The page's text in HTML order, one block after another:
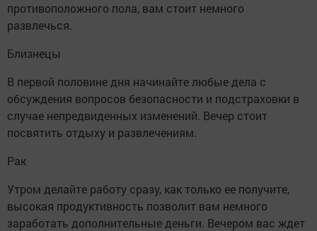
противоположного пола, вам стоит немного
развлечься.
Близнецы
В первой половине дня начинайте любые дела с
обсуждения вопросов безопасности и подстраховки в
случае непредвиденных изменений. Вечер стоит
посвятить отдыху и развлечениям.
Рак
Утром делайте работу сразу, как только ее получите,
высокая продуктивность позволит вам немного
заработать дополнительные деньги. Вечером вас ждет